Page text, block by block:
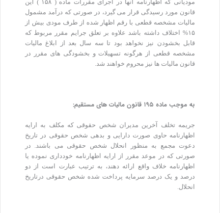
مودیانی که اظهارنامه آنها در اجرای مقررات ماده ( ۱۵۸ ) این
قانون مورد رسیدگی قرار می گیرد، در صورتی که درآمد مشمول
مالیات مشخصه قطعی با رقم اظهار شده از طرف مودی بیش از
۱۵% اختلاف داشته باشد علاوه بر تعلق جرایم مقرر مربوط که
قابل بخشودن نیز نخواهد بود تا سه سال بعد از ابلاغ مالیات
مشخصه قطعی از هرگونه تسهیلات و بخشودگی های مقرر در
قانون مالیات ها نیز محروم خواهند شد.
به موجب ماده ۱۹۵ قانون مالیات های مستقیم:
جریمه تخلف آخرین مدیران شخص حقوقی که مکلف به ارایه
اظهارنامه حاوی صورت دارایی و بدهی شخص حقوقی در تاریخ
دعوت مجمع به منظور انحلال شخص حقوقی می باشند. در
صورتی که در موعد مقرر از ارایه اظهارنامه خودداری نموده یا
اظهارنامه خلاف واقع ارائه دهند، به ترتیب عبارت است از دو
درصد و یک درصد سرمایه پرداخت شده شخص حقوقی درتاریخ
انحلال.